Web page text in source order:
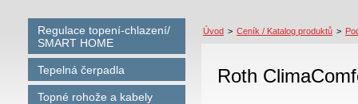
Regulace topení-chlazení/
SMART HOME
Tepelná čerpadla
Topné rohože a kabely
Úvod > Ceník / Katalog produktů >
Roth